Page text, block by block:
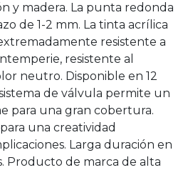
y madera. La punta redonda
de 1-2 mm. La tinta acrílica
resistente a
resistente al
neutro. Disponible en 12
de válvula permite un
para una gran cobertura.
una creatividad
Larga duración en
Producto de marca de alta